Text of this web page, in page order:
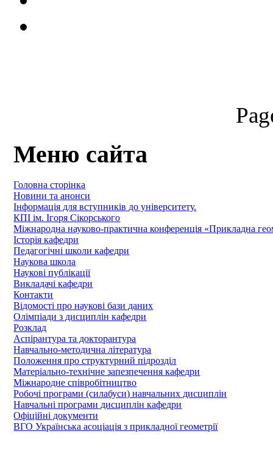
Меню сайта
Головна сторінка
Новини та анонси
Інформація для вступників до університету.
КПІ ім. Ігоря Сікорського
Міжнародна науково-практична конференція «Прикладна
Історія кафедри
Педагогічні школи кафедри
Наукова школа
Наукові публікації
Викладачі кафедри
Контакти
Відомості про наукові бази даних
Олімпіади з дисциплін кафедри
Розклад
Аспірантура та докторантура
Навчально-методична література
Положення про структурний підрозділ
Матеріально-технічне запезпечення кафедри
Міжнародне співробітництво
Робочі програми (силабуси) навчальних дисциплін
Навчальні програми дисциплін кафедри
Офіційні документи
ВГО Українська асоціація з прикладної геометрії